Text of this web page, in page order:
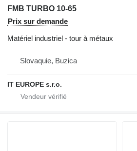
FMB TURBO 10-65
Prix sur demande
Matériel industriel - tour à métaux
Slovaquie, Buzica
IT EUROPE s.r.o.